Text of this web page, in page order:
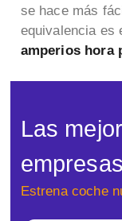
se hace más
equivalencia es
amperios hora
Las
empresas
Estrena coche